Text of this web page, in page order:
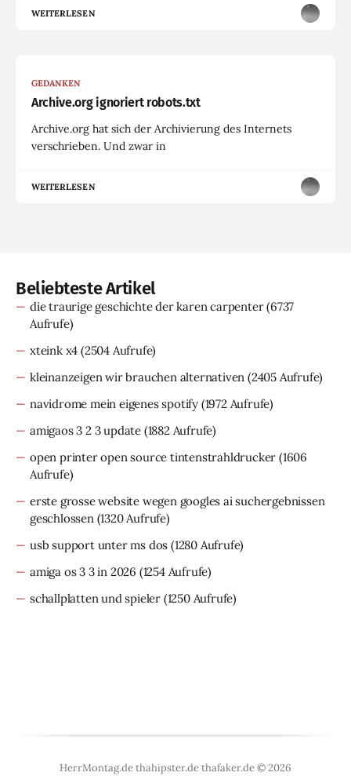
WEITERLESEN
GEDANKEN
Archive.org ignoriert robots.txt
Archive.org hat sich der Archivierung des Internets
verschrieben. Und zwar in
WEITERLESEN
Beliebteste Artikel
die traurige geschichte der karen carpenter(6737
Aufrufe)
xteink x4 (2504 Aufrufe)
kleinanzeigen wir brauchen alternativen (2405 Aufrufe)
navidrome mein eigenes spotify (1972 Aufrufe)
amigaos 3 2 3 update (1882 Aufrufe)
open printer open source tintenstrahldrucker (1606
Aufrufe)
erste grosse website wegen googles ai suchergebnissen
geschlossen (1320 Aufrufe)
usb support unter ms dos (1280 Aufrufe)
amiga os 3 3 in 2026 (1254 Aufrufe)
schallplatten und spieler (1250 Aufrufe)
HerrMontag.de thahipster.de thafaker.de © 2026